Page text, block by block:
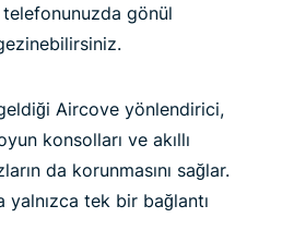
telefonunuzda gönül
Aircove yönlendirici,
konsolları ve akıllı
da korunmasını sağlar.
yalnızca tek bir bağlantı